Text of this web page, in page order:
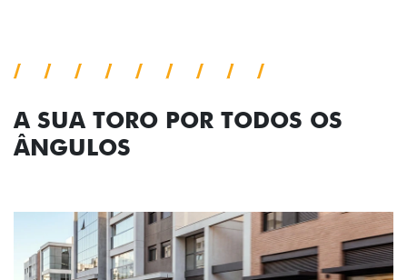
ÂNGULOS